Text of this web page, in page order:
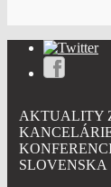
AKTUALITY
SLOVENSKA